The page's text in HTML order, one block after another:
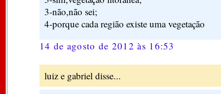
3-não,não sei;
4-porque cada região existe uma vegetação
14 de agosto de 2012 às 16:53
luiz e gabriel disse...